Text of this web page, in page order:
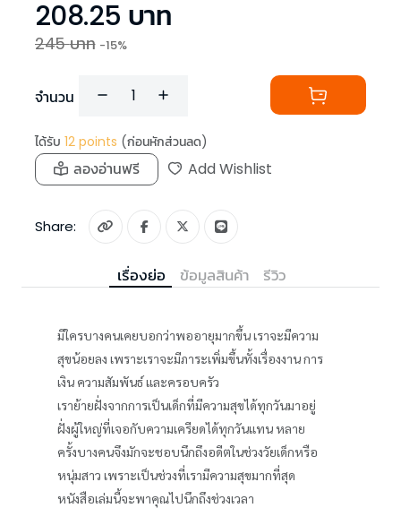
208.25 บาท
245บาท -15%
จำนวน
ได้รับ 12 points (ก่อนหักส่วนลด)
ลองอ่านฟรี Add Wishlist
Share:
เรื่องย่อ ข้อมูลสินค้า รีวิว
มีใครบางคนเคยบอกว่าพออายุมากขึ้น เราจะมีความ
สุขน้อยลง เพราะเราจะมีภาระเพิ่มขึ้นทั้งเรื่องงาน การ
เงิน ความสัมพันธ์ และครอบครัว
เราย้ายฝั่งจากการเป็นเด็กที่มีความสุขได้ทุกวันมาอยู่
ฝั่งผู้ใหญ่ที่เจอกับความเครียดได้ทุกวันแทน หลาย
ครั้งบางคนจึงมักจะชอบนึกถึงอดีตในช่วงวัยเด็กหรือ
หนุ่มสาว เพราะเป็นช่วงที่เรามีความสุขมากที่สุด
หนังสือเล่มนี้จะพาคุณไปนึกถึงช่วงเวลา